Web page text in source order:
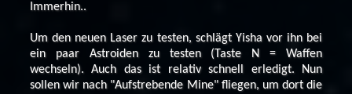
Immerhin..
Um den neuen Laser zu testen, schlägt Yisha vor ihn bei
ein paar Astroiden zu testen (Taste N = Waffen
wechseln). Auch das ist relativ schnell erledigt. Nun
sollen wir nach "Aufstrebende Mine" fliegen, um dort die